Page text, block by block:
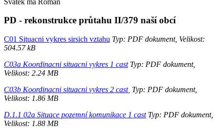
PD - rekonstrukce průtahu II/379 naší obcí
C01 Situacni vykres sirsich vztahu Typ: PDF dokument, Velikost:
504.57 kB
C03a Koordinacni situacni vykres 1 castTyp: PDF dokument,
Velikost: 2.24 MB
C03b Koordinacni situacni vykres 2 cast Typ: PDF dokument,
Velikost: 1.86 MB
D.1.1 02a Situace pozemní komunikace 1 castTyp: PDF dokument,
Velikost: 1.88 MB